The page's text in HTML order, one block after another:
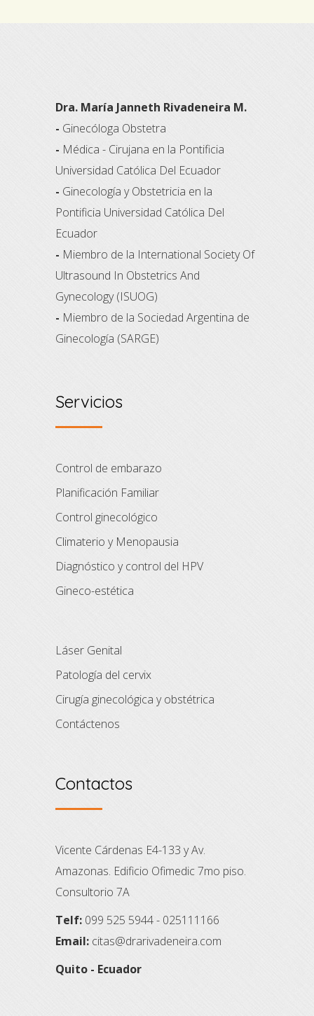
Dra. María Janneth Rivadeneira M.
- Ginecóloga Obstetra
- Médica - Cirujana en la Pontificia
Universidad Católica Del Ecuador
- Ginecología y Obstetricia en la
Pontificia Universidad Católica Del
Ecuador
- Miembro de la International Society Of
Ultrasound In Obstetrics And
Gynecology (ISUOG)
- Miembro de la Sociedad Argentina de
Ginecología (SARGE)
Servicios
Control de embarazo
Planificación Familiar
Control ginecológico
Climaterio y Menopausia
Diagnóstico y control del HPV
Gineco-estética
Láser Genital
Patología del cervix
Cirugía ginecológica y obstétrica
Contáctenos
Contactos
Vicente Cárdenas E4-133 y Av.
Amazonas. Edificio Ofimedic 7mo piso.
Consultorio 7A
Telf: 099 525 5944 - 025111166
Email: citas@drarivadeneira.com
Quito - Ecuador